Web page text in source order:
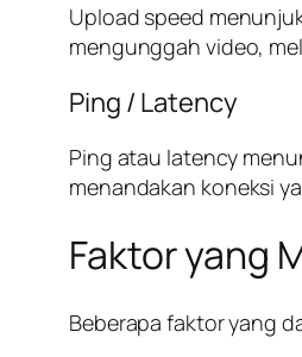
Upload speed
mengunggah video,
Ping / Latency
Ping atau latency
menandakan koneksi
Faktor yang
Beberapa faktor yang